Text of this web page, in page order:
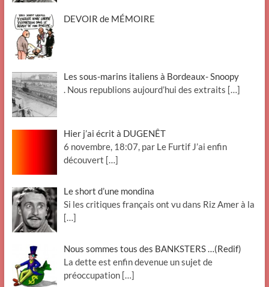
DEVOIR de MÉMOIRE
Les sous-marins italiens à Bordeaux- Snoopy
. Nous republions aujourd’hui des extraits […]
Hier j’ai écrit à DUGENÊT
6 novembre, 18:07, par Le Furtif J’ai enfin
découvert […]
Le short d’une mondina
Si les critiques français ont vu dans Riz Amer à la
[…]
Nous sommes tous des BANKSTERS …(Redif)
La dette est enfin devenue un sujet de
préoccupation […]